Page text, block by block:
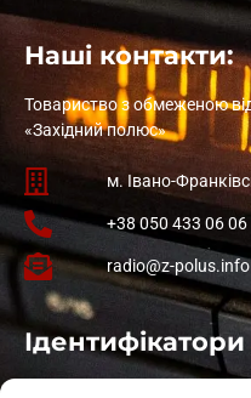
Наші контакти:
Товариство з обмеженою
«Західний полюс»
м. Івано-
+38 050 433 06 06
radio@z-polus.info
Ідентифікатори